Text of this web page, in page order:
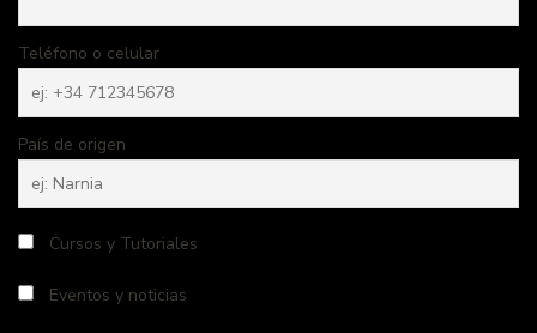
Teléfono o celular
País de origen
Cursos y Tutoriales
Eventos y noticias